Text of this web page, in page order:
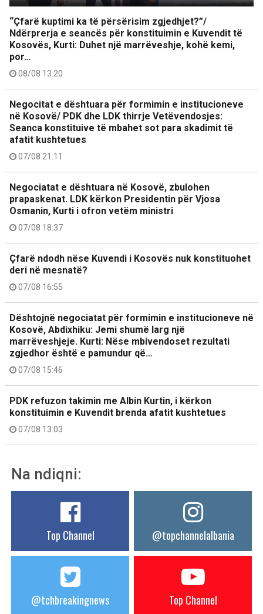
“Çfarë kuptimi ka të përsërisim zgjedhjet?”/
Ndërprerja e seancës për konstituimin e Kuvendit të
Kosovës, Kurti: Duhet një marrëveshje, kohë kemi,
por…
08/08 13:20
Negocitat e dështuara për formimin e institucioneve
në Kosovë/ PDK dhe LDK thirrje Vetëvendosjes:
Seanca konstituive të mbahet sot para skadimit të
afatit kushtetues
07/08 21:11
Negociatat e dështuara në Kosovë, zbulohen
prapaskenat. LDK kërkon Presidentin për Vjosa
Osmanin, Kurti i ofron vetëm ministri
07/08 18:37
Çfarë ndodh nëse Kuvendi i Kosovës nuk konstituohet
deri në mesnatë?
07/08 16:55
Dështojnë negociatat për formimin e institucioneve në
Kosovë, Abdixhiku: Jemi shumë larg një
marrëveshjeje. Kurti: Nëse mbivendoset rezultati
zgjedhor është e pamundur që…
07/08 15:46
PDK refuzon takimin me Albin Kurtin, i kërkon
konstituimin e Kuvendit brenda afatit kushtetues
07/08 13:03
Na ndiqni:
Top Channel @topchannelalbania
@tchbreakingnews Top Channel